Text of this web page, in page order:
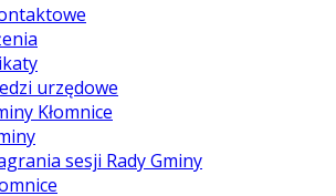
urzędowe
Kłomnice
sesji Rady Gminy